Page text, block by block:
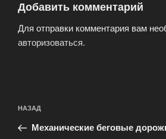
Добавить комментарий
Для отправки комментария вам
авторизоваться.
по
записям
Предыдущая
запись:
НАЗАД
Механические беговые